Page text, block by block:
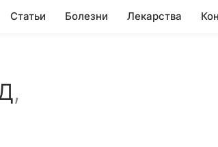
Статьи Болезни Лекарства
,